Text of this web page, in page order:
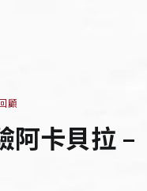
顧
阿卡貝拉 –